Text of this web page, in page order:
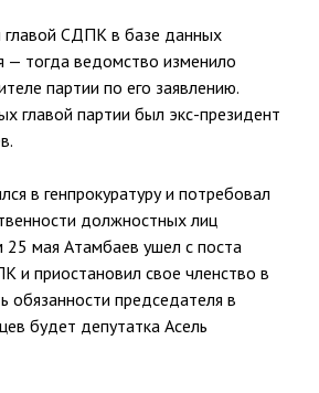
главой СДПК в базе данных
— тогда ведомство изменило
партии по его заявлению.
главой партии был экс-президент
в генпрокуратуру и потребовал
должностных лиц
мая Атамбаев ушел с поста
и приостановил свое членство в
обязанности председателя в
будет депутатка Асель